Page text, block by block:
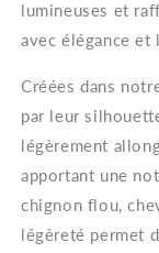
d’Oreilles
strass
lumineuses et
avec élégance et
Créées dans
par leur
légèrement
apportant une
chignon flou,
légèreté permet